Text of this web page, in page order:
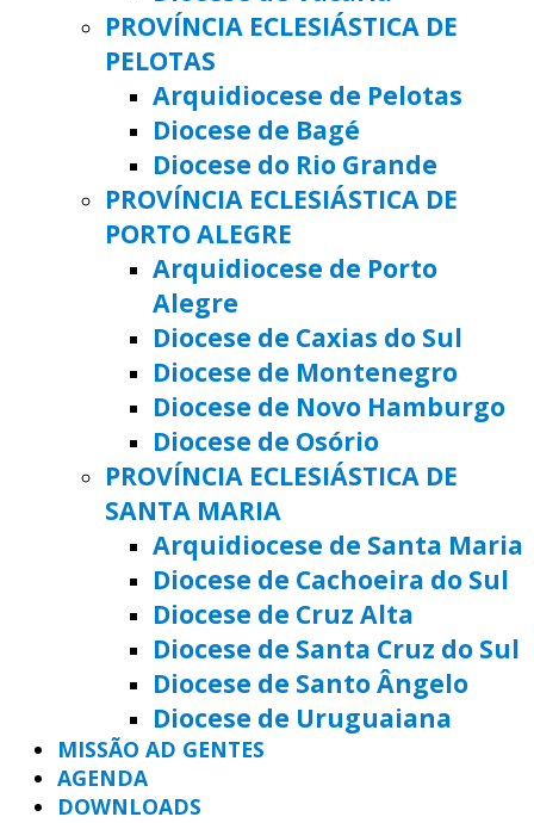
PROVÍNCIA ECLESIÁSTICA DE
PELOTAS
Arquidiocese de Pelotas
Diocese de Bagé
Diocese do Rio Grande
PROVÍNCIA ECLESIÁSTICA DE
PORTO ALEGRE
Arquidiocese de Porto
Alegre
Diocese de Caxias do Sul
Diocese de Montenegro
Diocese de Novo Hamburgo
Diocese de Osório
PROVÍNCIA ECLESIÁSTICA DE
SANTA MARIA
Arquidiocese de Santa Maria
Diocese de Cachoeira do Sul
Diocese de Cruz Alta
Diocese de Santa Cruz do Sul
Diocese de Santo Ângelo
Diocese de Uruguaiana
MISSÃO AD GENTES
AGENDA
DOWNLOADS